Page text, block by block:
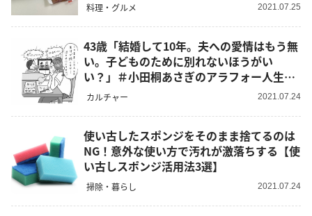
料理・グルメ 2021.07.25
43歳「結婚して10年。夫への愛情はもう無
い。子どものために別れないほうがい
い？」＃小田桐あさぎのアラフォー人生お
悩み相談
カルチャー 2021.07.24
使い古したスポンジをそのまま捨てるのは
NG！意外な使い方で汚れが激落ちする【使
い古しスポンジ活用法3選】
掃除・暮らし 2021.07.24